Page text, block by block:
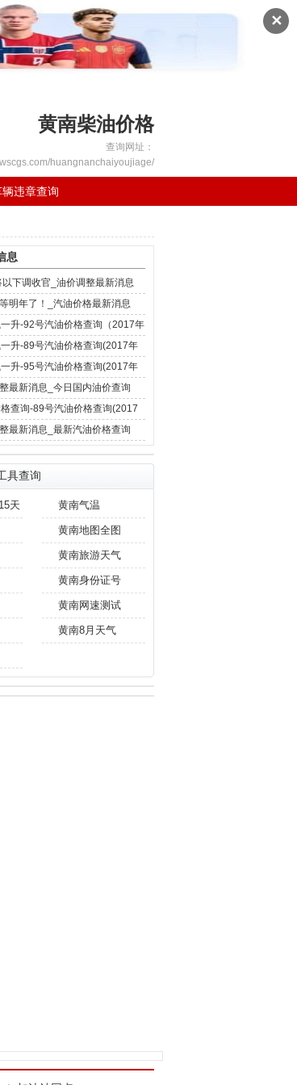
✕
黄南柴油价格
查询网址：
huangnanchaiyoujiage/
辆违章查询
息
下调收官_油价调整最新消息
明年了！_汽油价格最新消息
升-92号汽油价格查询（2017年
升-89号汽油价格查询(2017年
升-95号汽油价格查询(2017年
最新消息_今日国内油价查询
) 查询-89号汽油价格查询(2017
最新消息_最新汽油价格查询
具查询
天 黄南气温
黄南地图全图
黄南旅游天气
黄南身份证号
黄南网速测试
黄南8月天气